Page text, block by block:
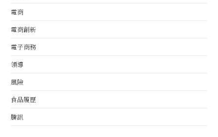
電商
電商創新
電子商務
領導
風險
食品履歷
騰訊